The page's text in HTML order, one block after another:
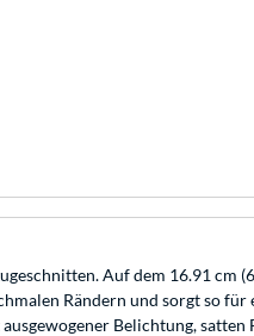
Auf dem 16.91
Rändern und sorgt so
Belichtung,